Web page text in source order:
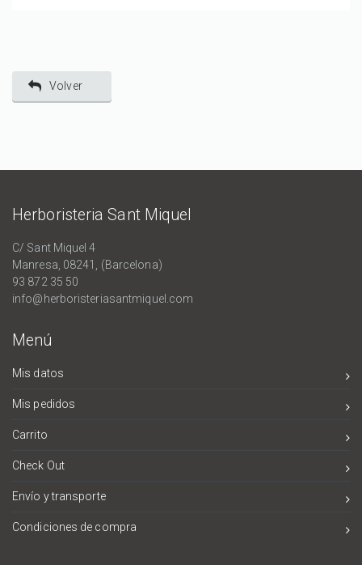
Volver
Herboristeria Sant Miquel
C/ Sant Miquel 4
Manresa, 08241, (Barcelona)
93 872 35 50
info@herboristeriasantmiquel.com
Menú
Mis datos
Mis pedidos
Carrito
Check Out
Envío y transporte
Condiciones de compra